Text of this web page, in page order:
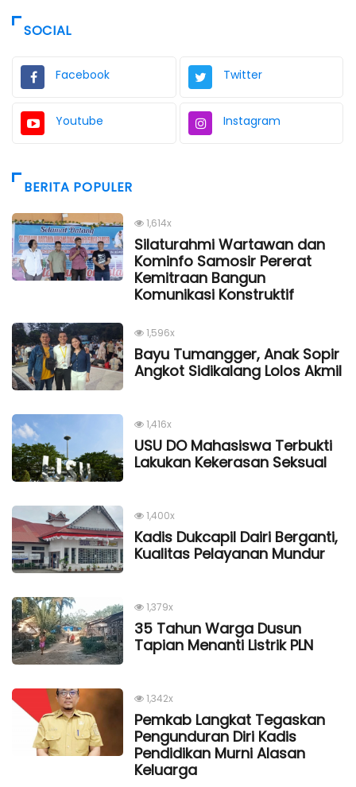
SOCIAL
Facebook Twitter
Youtube Instagram
BERITA POPULER
1,614x
Silaturahmi Wartawan dan
Kominfo Samosir Pererat
Kemitraan Bangun
Komunikasi Konstruktif
1,596x
Bayu Tumangger, Anak Sopir
Angkot Sidikalang Lolos Akmil
1,416x
USU DO Mahasiswa Terbukti
Lakukan Kekerasan Seksual
1,400x
Kadis Dukcapil Dairi Berganti,
Kualitas Pelayanan Mundur
1,379x
35 Tahun Warga Dusun
Tapian Menanti Listrik PLN
1,342x
Pemkab Langkat Tegaskan
Pengunduran Diri Kadis
Pendidikan Murni Alasan
Keluarga